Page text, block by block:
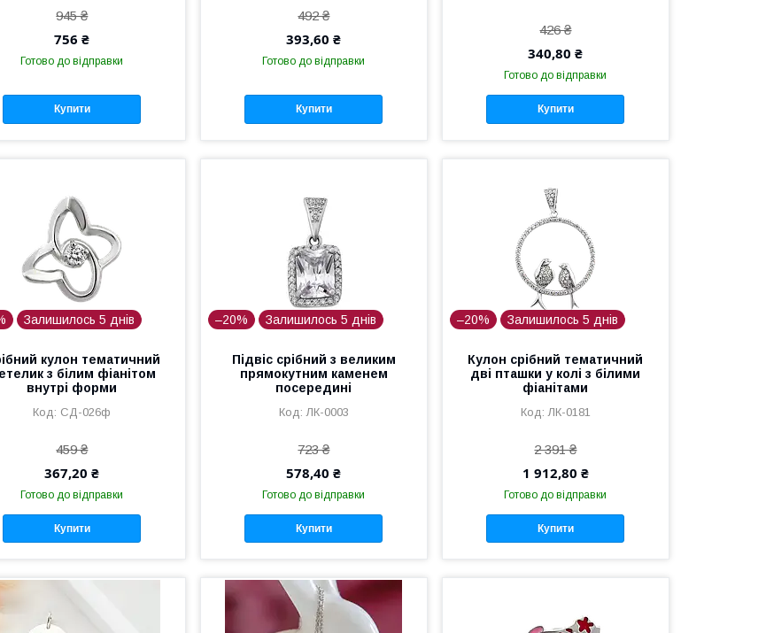
945 ₴
756 ₴
Готово до відправки
Купити
492 ₴
393,60 ₴
Готово до відправки
Купити
426 ₴
340,80 ₴
Готово до відправки
Купити
Залишилось 5 днів
кулон тематичний
з білим фіанітом
внутрі форми
СД-026ф
459 ₴
367,20 ₴
Готово до відправки
Купити
–20% Залишилось 5 днів
Підвіс срібний з великим
прямокутним каменем
посередині
ЛК-0003
723 ₴
578,40 ₴
Готово до відправки
Купити
–20% Залишилось 5 днів
Кулон срібний тематичний
дві пташки у колі з білими
фіанітами
ЛК-0181
2 391 ₴
1 912,80 ₴
Готово до відправки
Купити